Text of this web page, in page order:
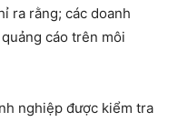
ra rằng; các doanh
cáo trên môi
nghiệp được kiểm tra